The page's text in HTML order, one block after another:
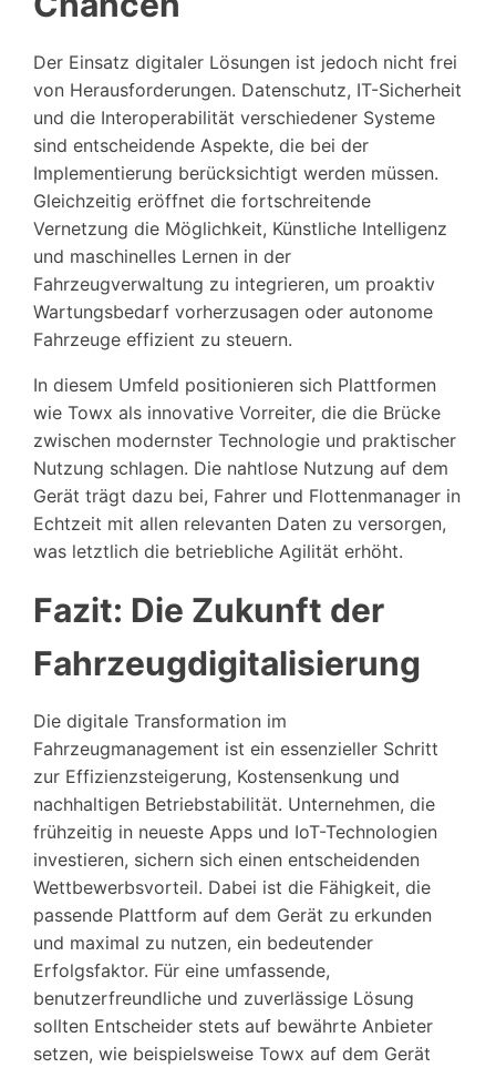
Der Einsatz digitaler Lösungen ist jedoch nicht frei
von Herausforderungen. Datenschutz, IT-Sicherheit
und die Interoperabilität verschiedener Systeme
sind entscheidende Aspekte, die bei der
Implementierung berücksichtigt werden müssen.
Gleichzeitig eröffnet die fortschreitende
Vernetzung die Möglichkeit, Künstliche Intelligenz
und maschinelles Lernen in der
Fahrzeugverwaltung zu integrieren, um proaktiv
Wartungsbedarf vorherzusagen oder autonome
Fahrzeuge effizient zu steuern.
In diesem Umfeld positionieren sich Plattformen
wie Towx als innovative Vorreiter, die die Brücke
zwischen modernster Technologie und praktischer
Nutzung schlagen. Die nahtlose Nutzung auf dem
Gerät trägt dazu bei, Fahrer und Flottenmanager in
Echtzeit mit allen relevanten Daten zu versorgen,
was letztlich die betriebliche Agilität erhöht.
Fazit: Die Zukunft der
Fahrzeugdigitalisierung
Die digitale Transformation im
Fahrzeugmanagement ist ein essenzieller Schritt
zur Effizienzsteigerung, Kostensenkung und
nachhaltigen Betriebstabilität. Unternehmen, die
frühzeitig in neueste Apps und IoT-Technologien
investieren, sichern sich einen entscheidenden
Wettbewerbsvorteil. Dabei ist die Fähigkeit, die
passende Plattform auf dem Gerät zu erkunden
und maximal zu nutzen, ein bedeutender
Erfolgsfaktor. Für eine umfassende,
benutzerfreundliche und zuverlässige Lösung
sollten Entscheider stets auf bewährte Anbieter
setzen, wie beispielsweise Towx auf dem Gerät